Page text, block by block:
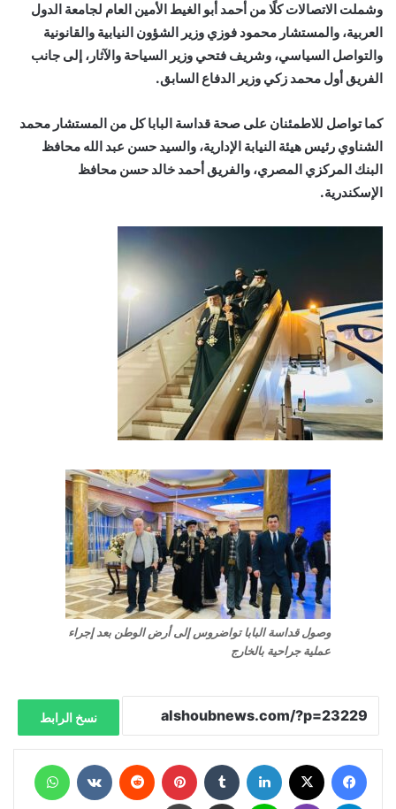
وشملت الاتصالات كلًا من أحمد أبو الغيط الأمين العام لجامعة الدول
العربية، والمستشار محمود فوزي وزير الشؤون النيابية والقانونية
والتواصل السياسي، وشريف فتحي وزير السياحة والآثار، إلى جانب
الفريق أول محمد زكي وزير الدفاع السابق.
كما تواصل للاطمئنان على صحة قداسة البابا كل من المستشار محمد
الشناوي رئيس هيئة النيابة الإدارية، والسيد حسن عبد الله محافظ
البنك المركزي المصري، والفريق أحمد خالد حسن محافظ
الإسكندرية.
وصول قداسة البابا تواضروس إلى أرض الوطن بعد إجراء
عملية جراحية بالخارج
نسخ الرابط